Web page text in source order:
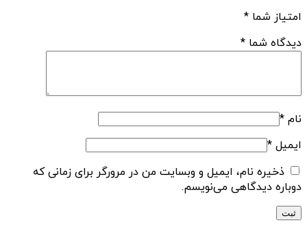
امتیاز شما *
دیدگاه شما *
نام *
ایمیل *
ذخیره نام، ایمیل و وبسایت من در مرورگر برای زمانی که
دوباره دیدگاهی می‌نویسم.